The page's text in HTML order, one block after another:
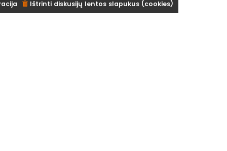
Ištrinti diskusijų lentos slapukus (cookies)